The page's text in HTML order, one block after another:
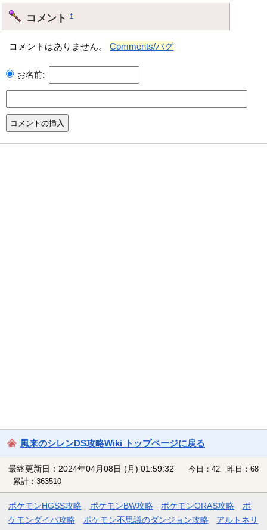
コメント†
コメントはありません。Comments/バグ
お名前:
風来のシレンDS攻略Wiki トップページに戻る
最終更新日：2024年04月08日 (月) 01:59:32
今日：42 昨日：68
累計：363510
ポケモンHGSS攻略 ポケモンBW攻略 ポケモンORAS攻略
ポ
ケモンダイパ攻略
ポケモン不思議のダンジョン攻略
アルトネリ